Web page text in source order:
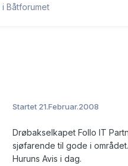
i Båtforumet
Startet 21.Februar.2008
Drøbakselkapet Follo IT
sjøfarende til gode i
Huruns Avis i dag.